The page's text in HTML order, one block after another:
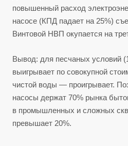
повышенный расход
насосе (КПД падает на 25%)
Винтовой НВП окупается на
Вывод: для песчаных условий
выигрывает по совокупной
чистой воды — проигрывает.
насосы держат 70% рынка
в промышленных и сложных
превышает 20%.